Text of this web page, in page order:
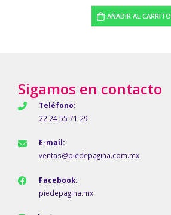
AÑADIR AL CARRITO
Sigamos en contacto
Teléfono:
22 24 55 71 29
E-mail:
ventas@piedepagina.com.mx
Facebook:
piedepagina.mx